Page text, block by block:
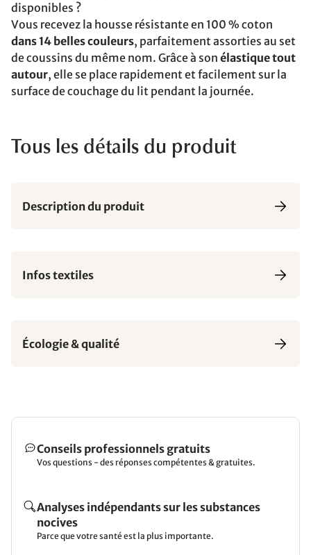
disponibles ?
Vous recevez la housse résistante en 100 % coton
dans 14 belles couleurs, parfaitement assorties au set
de coussins du même nom. Grâce à son élastique tout
autour, elle se place rapidement et facilement sur la
surface de couchage du lit pendant la journée.
Tous les détails du produit
Description du produit
Infos textiles
Écologie & qualité
Conseils professionnels gratuits
Vos questions - des réponses compétentes & gratuites.
Analyses indépendants sur les substances
nocives
Parce que votre santé est la plus importante.